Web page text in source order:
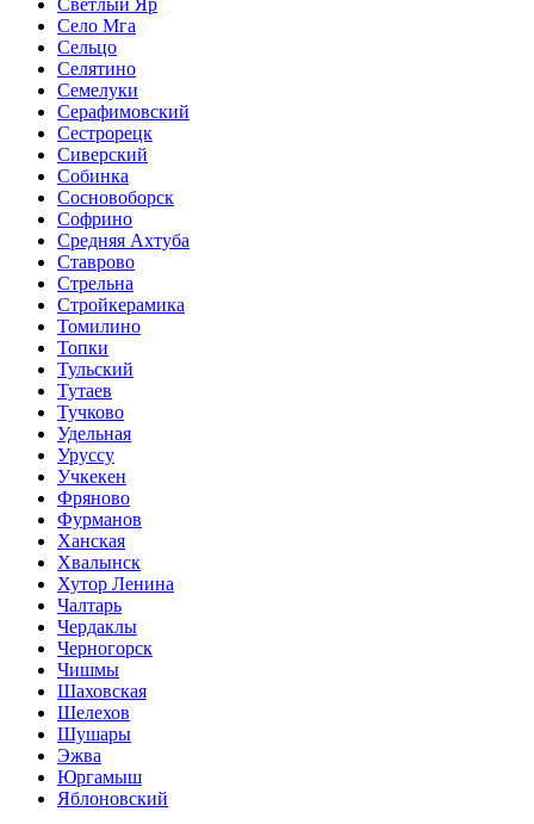
Село Мга
Сельцо
Селятино
Семелуки
Серафимовский
Сестрорецк
Сиверский
Собинка
Сосновоборск
Софрино
Средняя Ахтуба
Ставрово
Стрельна
Стройкерамика
Томилино
Топки
Тульский
Тутаев
Тучково
Удельная
Уруссу
Учкекен
Фряново
Фурманов
Ханская
Хвалынск
Хутор Ленина
Чалтарь
Чердаклы
Черногорск
Чишмы
Шаховская
Шелехов
Шушары
Эжва
Юргамыш
Яблоновский